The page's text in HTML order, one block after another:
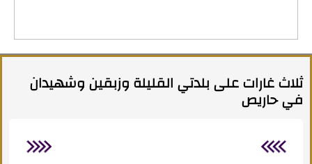
ثلاث غارات على بلدتي القليلة وزبقين وشهيدان
في حاريص